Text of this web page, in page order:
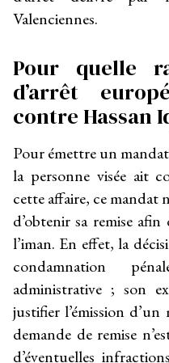
Valenciennes.
Pour quelle
d’arrêt
contre Hassan
Pour émettre un
la personne visée ait
cette affaire, ce mandat
d’obtenir sa remise
l’iman. En effet, la
condamnation
administrative ; son
justifier l’émission
demande de remise
d’éventuelles